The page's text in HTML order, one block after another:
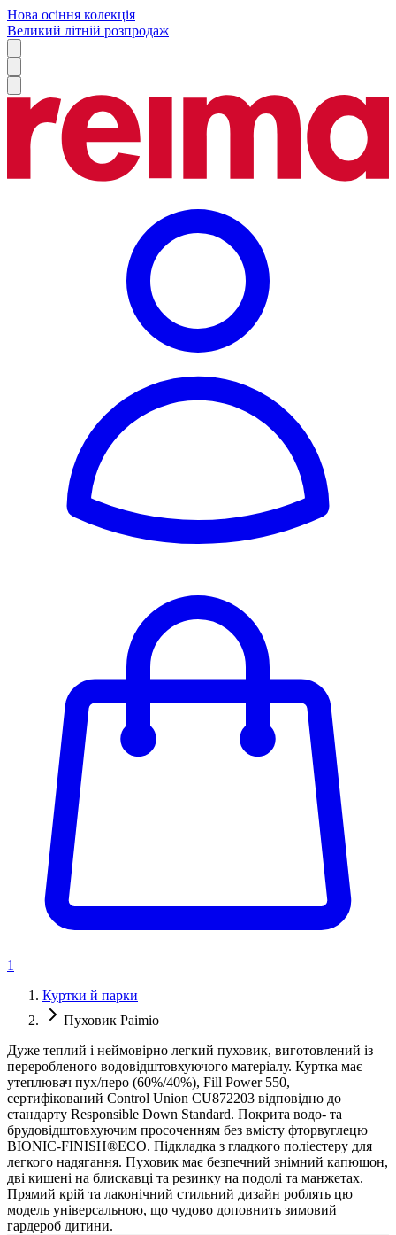
Нова осіння колекція
Великий літній розпродаж
1
Куртки й парки
Пуховик Paimio
Дуже теплий і неймовірно легкий пуховик, виготовлений із
переробленого водовідштовхуючого матеріалу. Куртка має
утеплювач пух/перо (60%/40%), Fill Power 550,
сертифікований Control Union CU872203 відповідно до
стандарту Responsible Down Standard. Покрита водо- та
брудовідштовхуючим просоченням без вмісту фторвуглецю
BIONIC-FINISH®ECO. Підкладка з гладкого поліестеру для
легкого надягання. Пуховик має безпечний знімний капюшон,
дві кишені на блискавці та резинку на подолі та манжетах.
Прямий крій та лаконічний стильний дизайн роблять цю
модель універсальною, що чудово доповнить зимовий
гардероб дитини.